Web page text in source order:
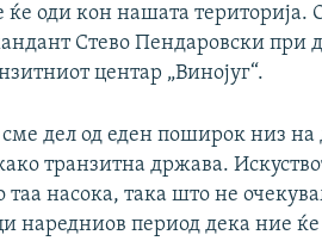
ќе оди кон нашата територија.
Стево Пендаровски при
центар „Винојуг“.
сме дел од еден поширок низ
транзитна држава.
таа насока, така што не
наредниов период дека ние